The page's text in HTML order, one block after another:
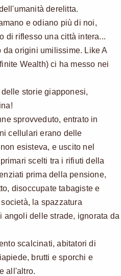
derelitta.
e odiano più di noi,
di riflesso una città intera...
da origini umilissime. Like A
Wealth) ci ha messo nei
storie giapponesi,
sprovveduto, entrato in
cellulari erano delle
esisteva, e uscito nel
scelti tra i rifiuti della
prima della pensione,
disoccupate tabagiste e
la spazzatura
angoli delle strade, ignorata da
scalcinati, abitatori di
brutti e sporchi e
all'altro.